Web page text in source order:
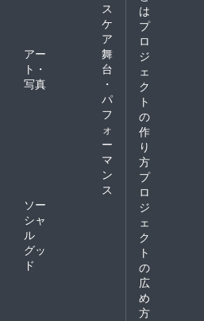
ス
ケ
ア
アー
ト・
写真
舞
台
・
パ
フ
ォ
ー
マ
ン
ス
ソー
シャ
ル
グッ
ド
は
プ
ロ
ジ
ェ
ク
ト
の
作
り
方
プ
ロ
ジ
ェ
ク
ト
の
広
め
方